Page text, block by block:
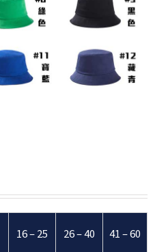
16 – 25 26 – 40 41 – 60